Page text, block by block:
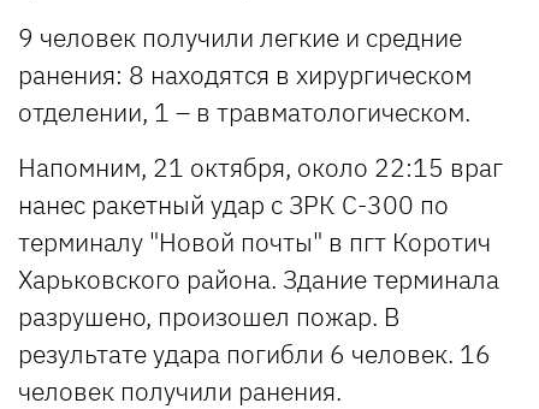
9 человек получили легкие и средние
ранения: 8 находятся в хирургическом
отделении, 1 – в травматологическом.
Напомним, 21 октября, около 22:15 враг
нанес ракетный удар с ЗРК С-300 по
терминалу "Новой почты" в пгт Коротич
Харьковского района. Здание терминала
разрушено, произошел пожар. В
результате удара погибли 6 человек. 16
человек получили ранения.